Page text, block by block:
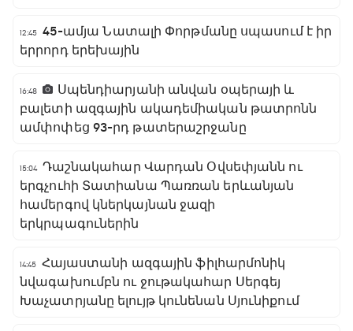
12:45 45-ամյա Նատալի Փորթմանը սպասում է իր
երրորդ երեխային
16:48
Սպենդիարյանի անվան օպերայի և
բալետի ազգային ակադեմիական թատրոնն
ամփոփեց 93-րդ թատերաշրջանը
15:04 Դաշնակահար Վարդան Օվսեփյանն ու
երգչուհի Տատիանա Պառռան երևանյան
համերգով կներկայնան ջազի
երկրպագուներին
14:45 Հայաստանի ազգային ֆիլհարմոնիկ
նվագախումբն ու ջութակահար Սերգեյ
Խաչատրյանը ելույթ կունենան Սյունիքում